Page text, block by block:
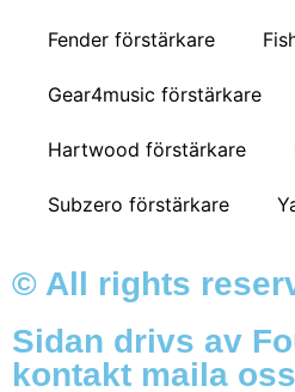
Fender förstärkare
Gear4music förstärkare
Hartwood förstärkare
Subzero förstärkare
© All rights
Sidan drivs av
kontakt maila